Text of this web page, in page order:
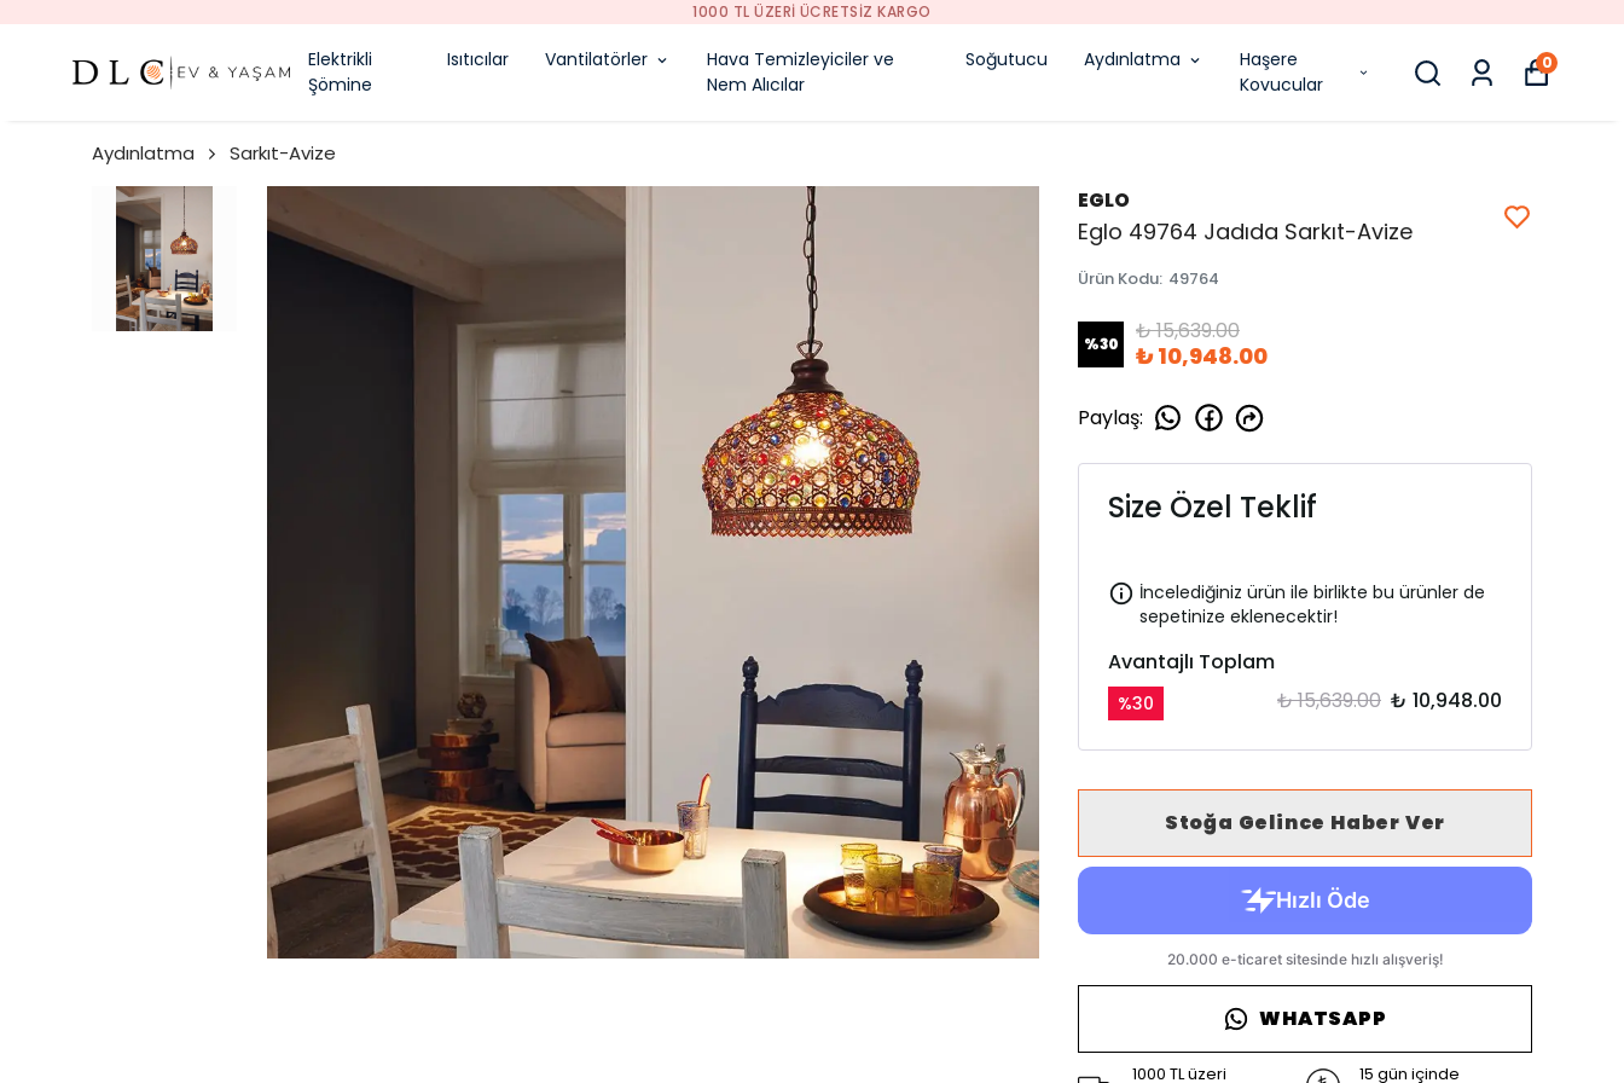
1000 TL ÜZERI ÜCRETSIZ KARGO
Elektrikli
Şömine
Isıtıcılar Vantilatörler
Hava Temizleyiciler ve
Nem Alıcılar
Soğutucu Aydınlatma
Haşere
Kovucular
0
Aydınlatma Sarkıt-Avize
EGLO
Eglo 49764 Jadıda Sarkıt-Avize
Ürün Kodu: 49764
%30 ₺ 15,639.00
₺ 10,948.00
Paylaş:
Size Özel Teklif
İncelediğiniz ürün ile birlikte bu ürünler de
sepetinize eklenecektir!
Avantajlı Toplam
%30 ₺ 15,639.00 ₺ 10,948.00
Stoğa Gelince Haber Ver
WHATSAPP
1000 TL üzeri 15 gün içinde